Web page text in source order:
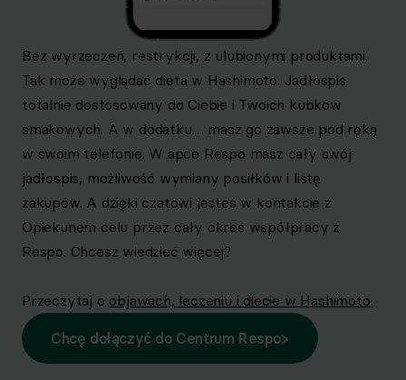
Bez wyrzeczeń, restrykcji, z ulubionymi produktami.
Tak może wyglądać dieta w Hashimoto. Jadłospis
totalnie dostosowany do Ciebie i Twoich kubków
smakowych. A w dodatku… masz go zawsze pod ręką
w swoim telefonie. W apce Respo masz cały swój
jadłospis, możliwość wymiany posiłków i listę
zakupów. A dzięki czatowi jesteś w kontakcie z
Opiekunem celu przez cały okres współpracy z
Respo. Chcesz wiedzieć więcej?
Przeczytaj o objawach, leczeniu i diecie w Hashimoto.
Chcę dołączyć do Centrum Respo>